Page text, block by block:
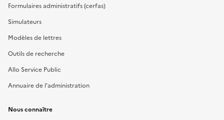
Formulaires administratifs (cerfas)
Simulateurs
Modèles de lettres
Outils de recherche
Allo Service Public
Annuaire de l'administration
Nous connaître